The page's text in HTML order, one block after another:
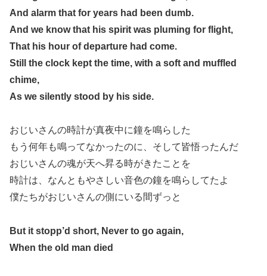
And alarm that for years had been dumb.
And we know that his spirit was pluming for flight,
That his hour of departure had come.
Still the clock kept the time, with a soft and muffled
chime,
As we silently stood by his side.
おじいさんの時計が真夜中に鐘を鳴らした
もう何年も鳴ってなかったのに、そして皆悟ったんだ
おじいさんの魂が天へ昇る時がきたことを
時計は、なんともやさしい音色の鐘を鳴らしてたよ
僕たちがおじいさんの側にいる間ずっと
But it stopp’d short, Never to go again,
When the old man died